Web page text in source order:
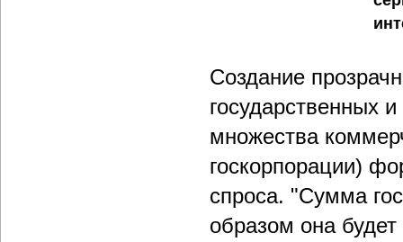
Создание
государственных
множества
госкорпорации)
спроса. "Сумма
образом она